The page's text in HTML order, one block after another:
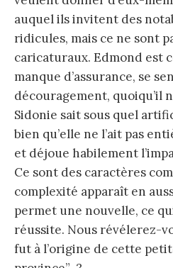
auquel ils invitent des
ridicules, mais ce ne sont
caricaturaux. Edmond est
manque d’assurance, se
découragement, quoiqu’il
Sidonie sait sous quel
bien qu’elle ne l’ait pas
et déjoue habilement
Ce sont des caractères
complexité apparaît en
permet une nouvelle, ce
réussite. Nous révélerez-
fut à l’origine de cette